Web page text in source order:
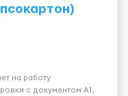
на работу
с документом A1,